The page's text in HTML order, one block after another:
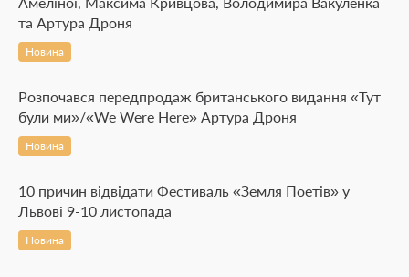
та Артура Дроня
Новина
Розпочався передпродаж британського видання «Тут
були ми»/«We Were Here» Артура Дроня
Новина
10 причин відвідати Фестиваль «Земля Поетів» у
Львові 9-10 листопада
Новина